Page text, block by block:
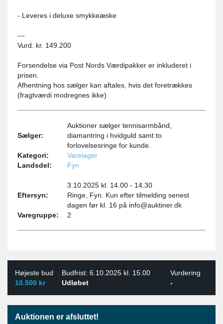
- Leveres i deluxe smykkeæske
---
Vurd. kr. 149.200
Forsendelse via Post Nords Værdipakker er inkluderet i
prisen.
Afhentning hos sælger kan aftales, hvis det foretrækkes
(fragtværdi modregnes ikke)
Sælger:
Auktioner sælger tennisarmbånd,
diamantring i hvidguld samt to
forlovelsesringe for kunde.
Kategori:
Varelager
Landsdel:
Fyn
Eftersyn:
3.10.2025 kl. 14.00 - 14.30
Ringe, Fyn. Kun efter tilmelding senest
dagen før kl. 16 på info@auktiner.dk
Varegruppe:
2
Højeste bud Budfrist: 6.10.2025 kl. 15.00
Vurdering
10.500 kr
Udløbet -
Auktionen er afsluttet!